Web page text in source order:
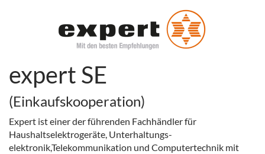
expert SE
(Einkaufskooperation)
Expert ist einer der führenden Fachhändler für
Haushaltselektrogeräte, Unterhaltungs-
elektronik,Telekommunikation und Computertechnik mit